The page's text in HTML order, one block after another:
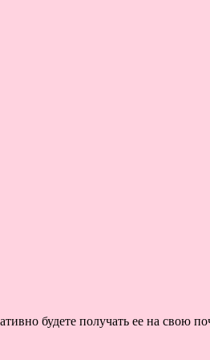
будете получать ее на свою